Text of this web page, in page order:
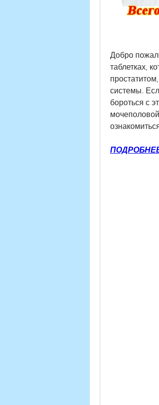
Добро
таблетках,
системы.
бороться с